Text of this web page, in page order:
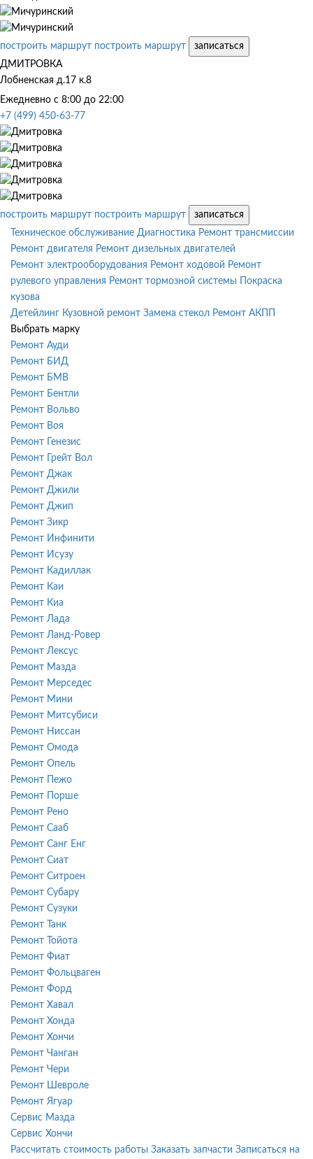
построить маршрут построить маршрут
записаться
ДМИТРОВКА
Лобненская д.17 к.8
Ежедневно с 8:00 до 22:00
+7 (499) 450-63-77
построить маршрут построить маршрут
записаться
Техническое обслуживание Диагностика Ремонт трансмиссии
Ремонт двигателя Ремонт дизельных двигателей
Ремонт электрооборудования Ремонт ходовой Ремонт
рулевого управления Ремонт тормозной системы
Покраска
кузова
Детейлинг Кузовной ремонт Замена стекол Ремонт АКПП
Выбрать марку
Ремонт Ауди
Ремонт БИД
Ремонт БМВ
Ремонт Бентли
Ремонт Вольво
Ремонт Воя
Ремонт Генезис
Ремонт Грейт Вол
Ремонт Джак
Ремонт Джили
Ремонт Джип
Ремонт Зикр
Ремонт Инфинити
Ремонт Исузу
Ремонт Кадиллак
Ремонт Каи
Ремонт Киа
Ремонт Лада
Ремонт Ланд-Ровер
Ремонт Лексус
Ремонт Мазда
Ремонт Мерседес
Ремонт Мини
Ремонт Митсубиси
Ремонт Ниссан
Ремонт Омода
Ремонт Опель
Ремонт Пежо
Ремонт Порше
Ремонт Рено
Ремонт Сааб
Ремонт Санг Енг
Ремонт Сиат
Ремонт Ситроен
Ремонт Субару
Ремонт Сузуки
Ремонт Танк
Ремонт Тойота
Ремонт Фиат
Ремонт Фольцваген
Ремонт Форд
Ремонт Хавал
Ремонт Хонда
Ремонт Хончи
Ремонт Чанган
Ремонт Чери
Ремонт Шевроле
Ремонт Ягуар
Сервис Мазда
Сервис Хончи
Рассчитать стоимость работы Заказать запчасти Записаться на